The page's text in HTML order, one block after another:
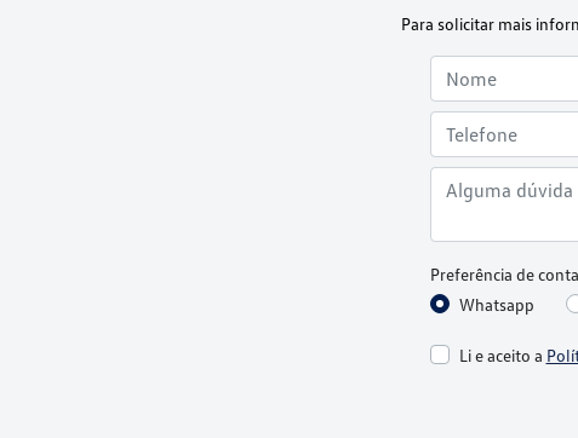
Para solicitar mais
Preferência de
Whatsapp
Li e aceito a